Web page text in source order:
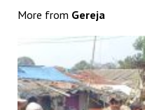
More from Gereja